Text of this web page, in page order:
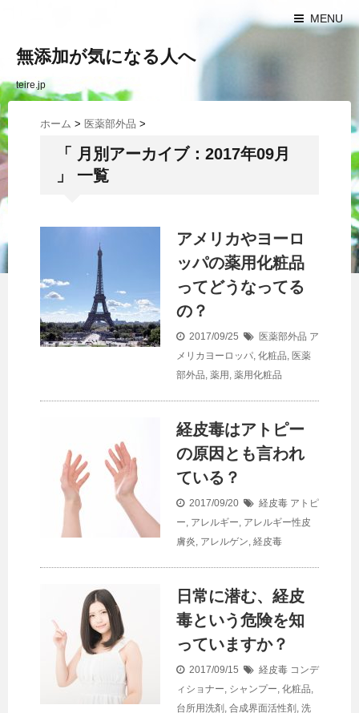
MENU
無添加が気になる人へ
teire.jp
ホーム > 医薬部外品 >
「 月別アーカイブ：2017年09月
」 一覧
アメリカやヨーロ
ッパの薬用化粧品
ってどうなってる
の？
2017/09/25 医薬部外品 ア
メリカヨーロッパ, 化粧品, 医薬
部外品, 薬用 , 薬用化粧品
経皮毒はアトピー
の原因とも言われ
ている？
2017/09/20 経皮毒 アトピ
ー, アレルギー, アレルギー性皮
膚炎, アレルゲン, 経皮毒
日常に潜む、経皮
毒という危険を知
っていますか？
2017/09/15 経皮毒 コンデ
ィショナー, シャンプー, 化粧品,
台所用洗剤 , 合成界面活性剤 , 洗